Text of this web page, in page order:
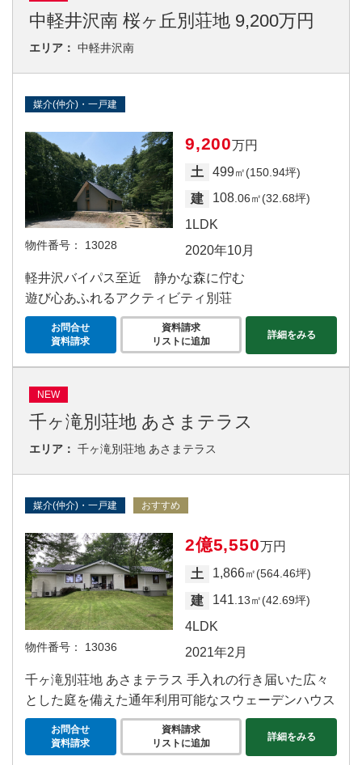
中軽井沢南 桜ヶ丘別荘地 9,200万円
エリア： 中軽井沢南
媒介(仲介)・一戸建
物件番号： 13028
9,200万円
土
499㎡(150.94坪)
建 108.06㎡(32.68坪)
1LDK
2020年10月
軽井沢バイパス至近 静かな森に佇む
遊び心あふれるアクティビティ別荘
お問合せ
資料請求
資料請求
リストに追加
詳細をみる
千ヶ滝別荘地 あさまテラス
NEW
エリア： 千ヶ滝別荘地 あさまテラス
媒介(仲介)・一戸建 おすすめ
物件番号： 13036
2億5,550万円
土
1,866㎡(564.46坪)
建 141 .13㎡(42.69坪)
4LDK
2021年2月
千ヶ滝別荘地 あさまテラス 手入れの行き届いた広々
とした庭を備えた通年利用可能なスウェーデンハウス
お問合せ
資料請求
資料請求
リストに追加
詳細をみる